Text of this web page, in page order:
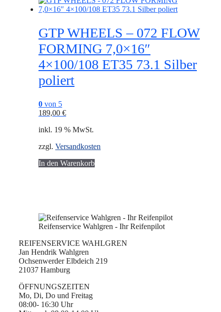
GTP WHEELS – 072 FLOW
FORMING 7,0×16″
4×100/108 ET35 73.1 Silber
poliert
0 von 5
189,00 €
inkl. 19 % MwSt.
zzgl. Versandkosten
In den Warenkorb
Reifenservice Wahlgren - Ihr Reifenpilot
REIFENSERVICE WAHLGREN
Jan Hendrik Wahlgren
Ochsenwerder Elbdeich 219
21037 Hamburg
ÖFFNUNGSZEITEN
Mo, Di, Do und Freitag
08:00- 16:30 Uhr